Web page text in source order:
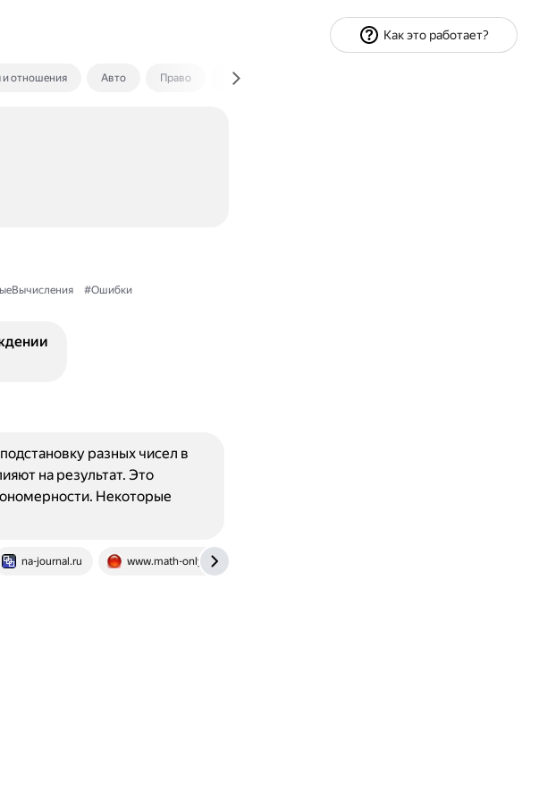
и отношения Авто Право Экономика и финансы
#Ошибки
na-journal.ru www.math-only-math.com
разных чисел в
на результат. Это
Некоторые
Как это работает?